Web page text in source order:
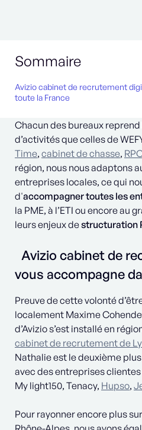
Sommaire
Avizio cabinet de recrutement
toute la France
Chacun des bureaux
d’activités que celles de
Time, cabinet de chasse,
région, nous nous adaptons
entreprises locales, ce qui
d'accompagner toutes les
la PME, à l’ETI ou encore au
leurs enjeux destructuration
Avizio cabinet de
vous accompagne
Preuve de cette volonté
localement Maxime
d’Avizio s’est installé en
cabinet de recrutement de
Nathalie est le deuxième
avec des entreprises clientes
My light150, Tenacy, Hupso,
Pour rayonner encore plus